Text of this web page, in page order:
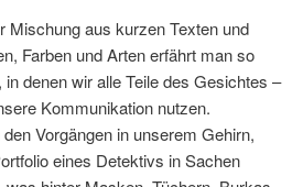
Mischung aus kurzen Texten und
Farben und Arten erfährt man so
denen wir alle Teile des Gesichtes –
Kommunikation nutzen.
Vorgängen in unserem Gehirn,
eines Detektivs in Sachen